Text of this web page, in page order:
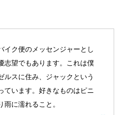
イク便のメッセンジャーとし
志望でもあります。これは僕
ルスに住み、ジャックという
ています。好きなものはピニ
に濡れること。